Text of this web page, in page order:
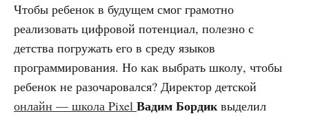
Чтобы ребенок в будущем смог грамотно
реализовать цифровой потенциал, полезно с
детства погружать его в среду языков
программирования. Но как выбрать школу, чтобы
ребенок не разочаровался? Директор детской
онлайн — школа Pixel Вадим Бордиквыделил